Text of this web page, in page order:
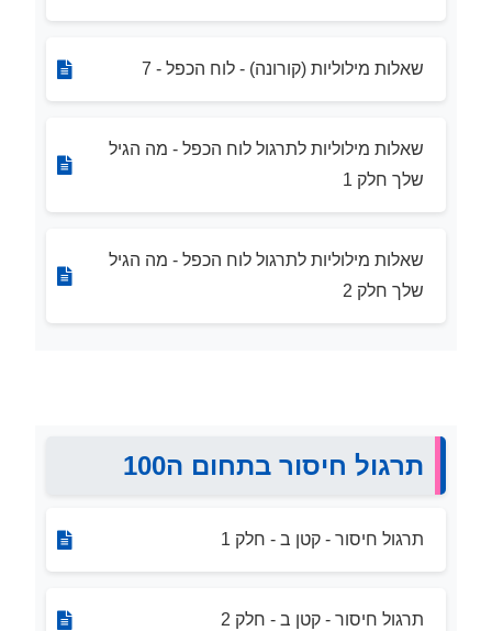
שאלות מילוליות (קורונה) - לוח הכפל - 7
שאלות מילוליות לתרגול לוח הכפל - מה הגיל
שלך חלק 1
שאלות מילוליות לתרגול לוח הכפל - מה הגיל
שלך חלק 2
תרגול חיסור בתחום ה100
תרגול חיסור - קטן ב - חלק 1
תרגול חיסור - קטן ב - חלק 2